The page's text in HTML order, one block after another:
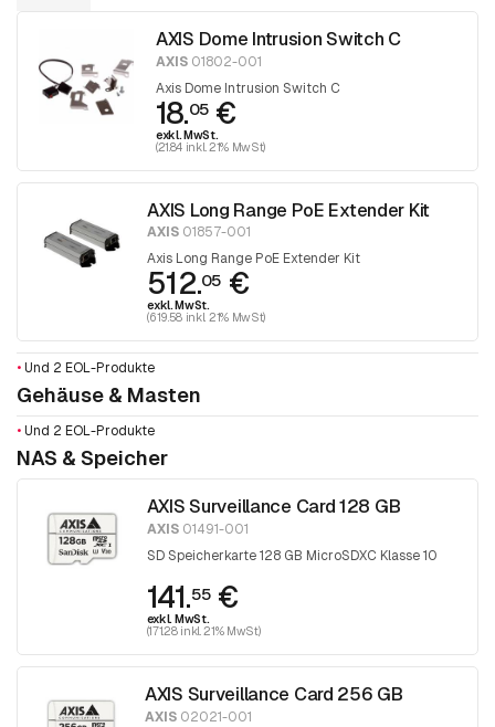
AXIS Dome Intrusion Switch C
AXIS01802-001
Axis Dome Intrusion Switch C
18.05 €
exkl. MwSt.
(21.84 inkl. 21% MwSt)
AXIS Long Range PoE Extender Kit
AXIS 01857-001
Axis Long Range PoE Extender Kit
512.05 €
exkl. MwSt.
(619.58 inkl. 21% MwSt)
• Und 2 EOL-Produkte
Gehäuse & Masten
• Und 2 EOL-Produkte
NAS & Speicher
AXIS Surveillance Card 128 GB
AXIS01491-001
SD Speicherkarte 128 GB MicroSDXC Klasse 10
141.55 €
exkl. MwSt.
(171.28 inkl. 21% MwSt)
AXIS Surveillance Card 256 GB
AXIS 02021-001